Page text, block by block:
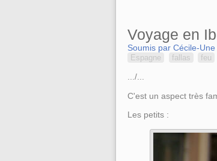
Voyage en
Soumis par Cécile-
Espagne fallas feu
.../...
C'est un aspect très
Les petits :